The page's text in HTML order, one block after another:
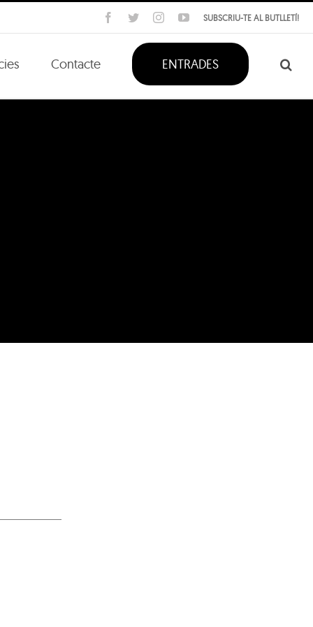
SUBSCRIU-TE AL BUTLLETÍ!
Facebook
TwitterInstagramYouTube
Contacte ENTRADES